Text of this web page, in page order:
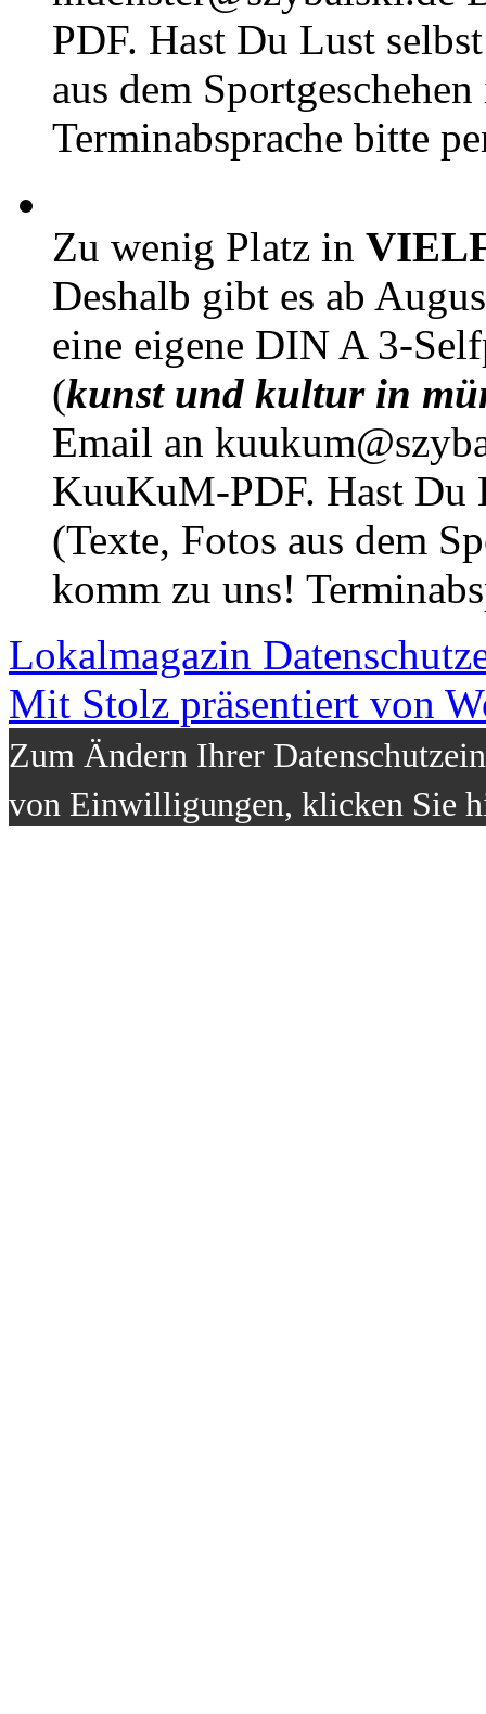
PDF. Hast Du Lust
aus dem
Terminabsprache bitte
Zu wenig Platz in
Deshalb gibt es ab
eine eigene DIN A 3-
(kunst und kultur in
Email an
KuuKuM-PDF. Hast Du
(Texte, Fotos aus dem
komm zu uns!
Lokalmagazin
Mit Stolz präsentiert von
Zum Ändern Ihrer
von Einwilligungen, klicken Sie